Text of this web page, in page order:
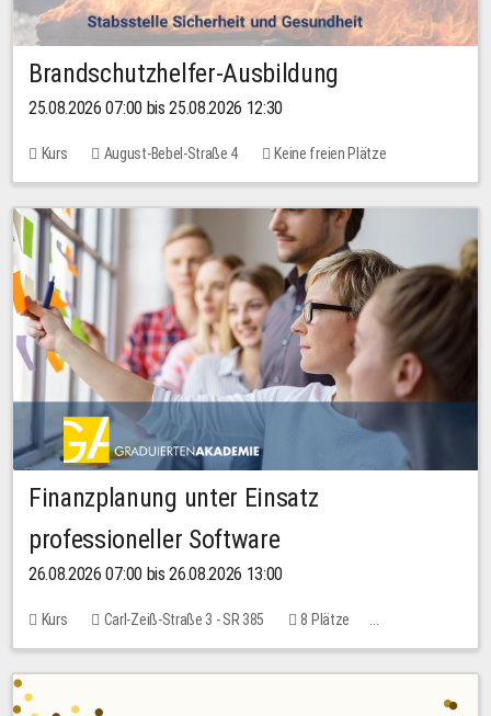
Brandschutzhelfer-Ausbildung
25.08.2026 07:00 bis 25.08.2026 12:30
Kurs August-Bebel-Straße 4 Keine freien Plätze
Finanzplanung unter Einsatz
professioneller Software
26.08.2026 07:00 bis 26.08.2026 13:00
Kurs Carl-Zeiß-Straße 3 - SR 385
8 Plätze
20,00 EUR